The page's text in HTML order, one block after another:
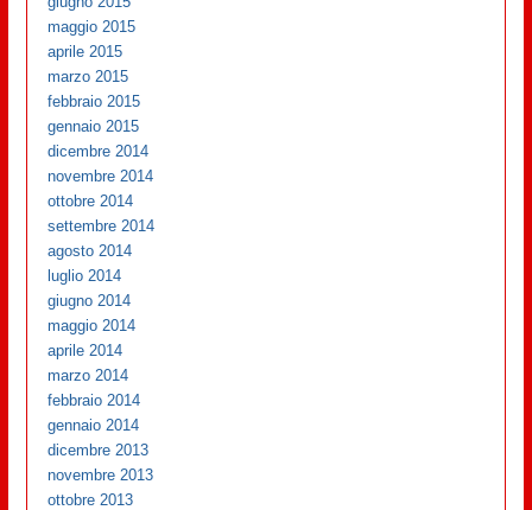
maggio 2015
aprile 2015
marzo 2015
febbraio 2015
gennaio 2015
dicembre 2014
novembre 2014
ottobre 2014
settembre 2014
agosto 2014
luglio 2014
giugno 2014
maggio 2014
aprile 2014
marzo 2014
febbraio 2014
gennaio 2014
dicembre 2013
novembre 2013
ottobre 2013